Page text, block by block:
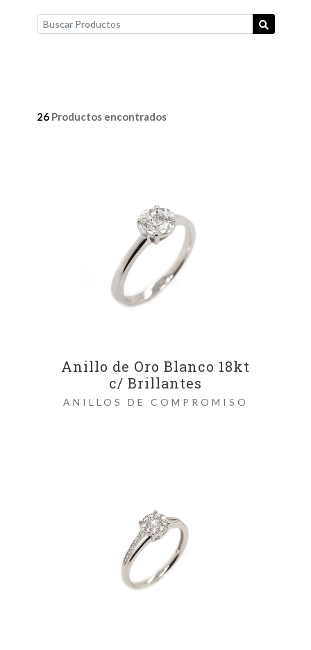
26Productos encontrados
Anillo de Oro Blanco 18kt
c/ Brillantes
ANILLOS DE COMPROMISO